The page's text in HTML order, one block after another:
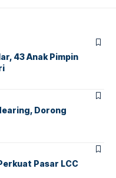
43 Anak Pimpin
Dorong
Pasar LCC